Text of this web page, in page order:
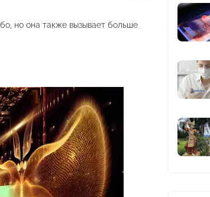
но она также вызывает больше